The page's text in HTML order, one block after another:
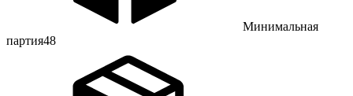
Минимальная
партия48